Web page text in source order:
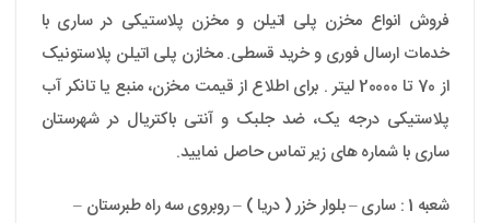
فروش انواع مخزن پلی اتیلن و مخزن پلاستیکی در ساری با
خدمات ارسال فوری و خرید قسطی. مخازن پلی اتیلن پلاستونیک
از 70 تا 20000 لیتر . برای اطلاع از قیمت مخزن، منبع یا تانکر آب
پلاستیکی درجه یک، ضد جلبک و آنتی باکتریال در شهرستان
ساری با شماره های زیر تماس حاصل نمایید.
شعبه 1 : ساری – بلوار خزر ( دریا ) – روبروی سه راه طبرستان –